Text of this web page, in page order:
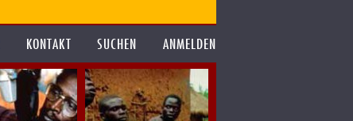
KONTAKT SUCHEN ANMELDEN